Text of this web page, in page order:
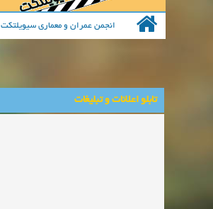
انجمن عمران و معماری سیویلتکت
تابلو اعلانات و تبلیغات